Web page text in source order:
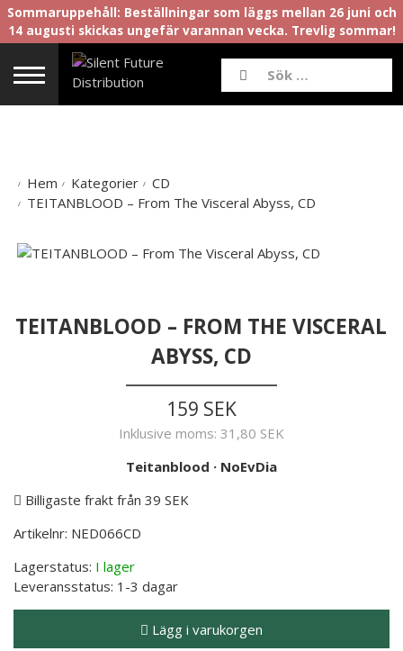
Sommaruppehåll: Beställningar som läggs mellan 26 juni och
14 augusti skickas ungefär varannan vecka. Trevlig sommar!
Hem Kategorier
CD
TEITANBLOOD – From The Visceral Abyss, CD
TEITANBLOOD – FROM THE VISCERAL
ABYSS, CD
159 SEK
Inklusive moms: 31,80 SEK
Teitanblood · NoEvDia
Billigaste frakt från 39 SEK
Artikelnr: NED066CD
Lagerstatus: I lager
Leveransstatus: 1-3 dagar
Lägg i varukorgen